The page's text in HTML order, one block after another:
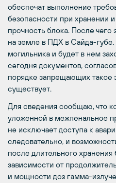
обеспечат выполнение
безопасности при хранении
прочность блока. После чего
на земле в ПДХ в Сайда-губе,
могильника и будет в нем
сегодня документов,
порядке запрещающих такое
существует.
Для сведения сообщаю, что
уложенной в межпенальное
не исключает доступа к
следовательно, и
после длительного
зависимости от
и мощности доз гамма-